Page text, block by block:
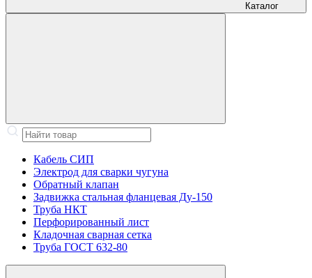
Каталог
Кабель СИП
Электрод для сварки чугуна
Обратный клапан
Задвижка стальная фланцевая Ду-150
Труба НКТ
Перфорированный лист
Кладочная сварная сетка
Труба ГОСТ 632-80